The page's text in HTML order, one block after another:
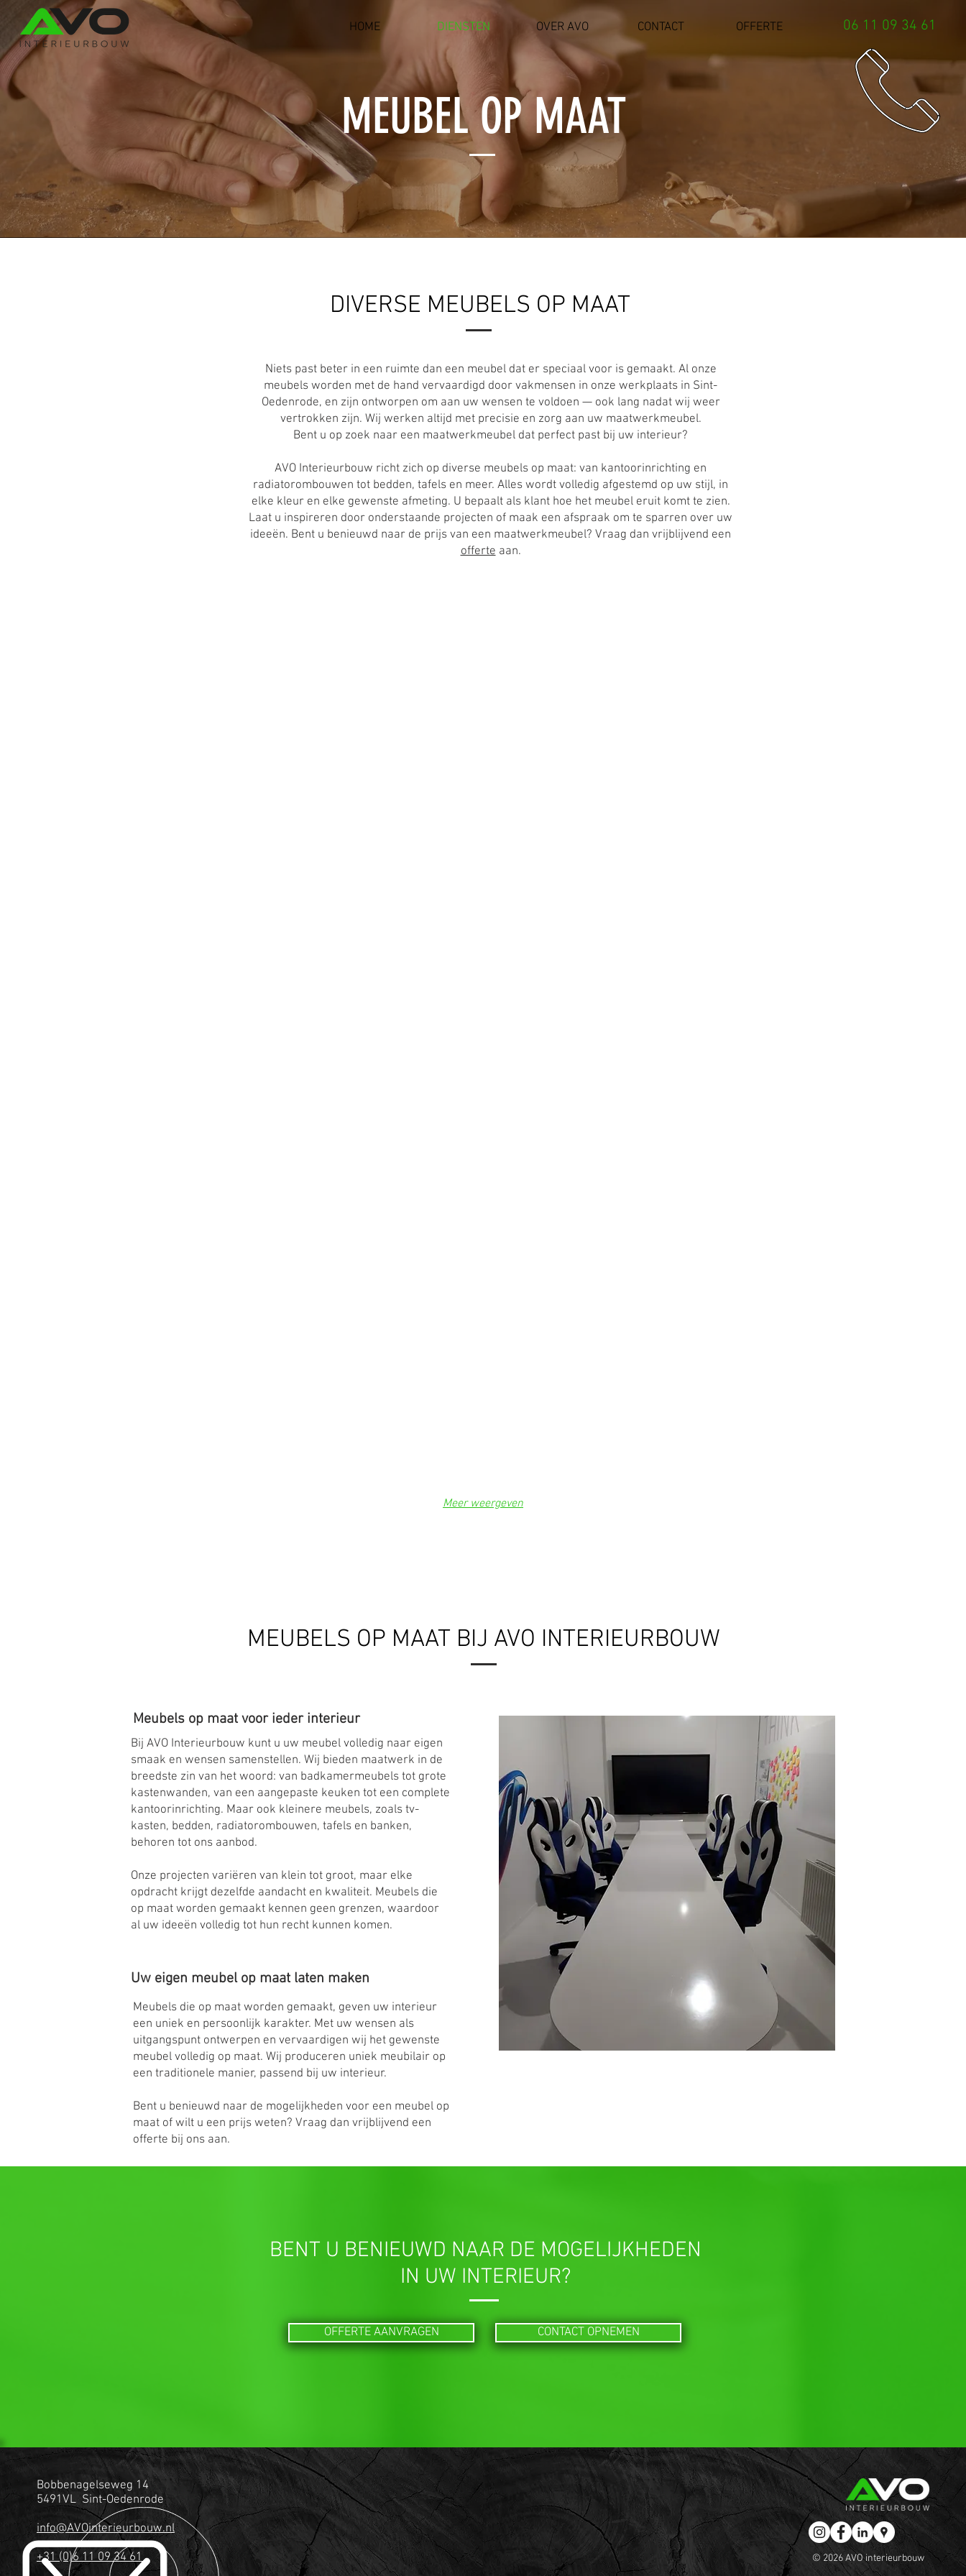
HOME DIENSTEN OVER AVO CONTACT OFFERTE 06 11 09 34 61
MEUBEL OP MAAT
DIVERSE MEUBELS OP MAAT
Niets past beter in een ruimte dan een meubel dat er speciaal voor is gemaakt. Al onze
meubels worden met de hand vervaardigd door vakmensen in onze werkplaats in Sint-
Oedenrode, en zijn ontworpen om aan uw wensen te voldoen — ook lang nadat wij weer
vertrokken zijn. Wij werken altijd met precisie en zorg aan uw maatwerkmeubel.
Bent u op zoek naar een maatwerkmeubel dat perfect past bij uw interieur?
AVO Interieurbouw richt zich op diverse meubels op maat: van kantoorinrichting en
radiatorombouwen tot bedden, tafels en meer. Alles wordt volledig afgestemd op uw stijl, in
elke kleur en elke gewenste afmeting. U bepaalt als klant hoe het meubel eruit komt te zien.
Laat u inspireren door onderstaande projecten of maak een afspraak om te sparren over uw
ideeën. Bent u benieuwd naar de prijs van een maatwerkmeubel? Vraag dan vrijblijvend een
offerteaan.
Meer weergeven
MEUBELS OP MAAT BIJ AVO INTERIEURBOUW
Meubels op maat voor ieder interieur
Bij AVO Interieurbouw kunt u uw meubel volledig naar eigen
smaak en wensen samenstellen. Wij bieden maatwerk in de
breedste zin van het woord: van badkamermeubels tot grote
kastenwanden, van een aangepaste keuken tot een complete
kantoorinrichting. Maar ook kleinere meubels, zoals tv-
kasten, bedden, radiatorombouwen, tafels en banken,
behoren tot ons aanbod.
Onze projecten variëren van klein tot groot, maar elke
opdracht krijgt dezelfde aandacht en kwaliteit. Meubels die
op maat worden gemaakt kennen geen grenzen, waardoor
al uw ideeën volledig tot hun recht kunnen komen.
Uw eigen meubel op maat laten maken
Meubels die op maat worden gemaakt, geven uw interieur
een uniek en persoonlijk karakter. Met uw wensen als
uitgangspunt ontwerpen en vervaardigen wij het gewenste
meubel volledig op maat. Wij produceren uniek meubilair op
een traditionele manier, passend bij uw interieur.
Bent u benieuwd naar de mogelijkheden voor een meubel op
maat of wilt u een prijs weten? Vraag dan vrijblijvend een
offerte bij ons aan.
BENT U BENIEUWD NAAR DE MOGELIJKHEDEN
IN UW INTERIEUR?
OFFERTE AANVRAGEN CONTACT OPNEMEN
Bobbenagelseweg 14
5491VL Sint-Oedenrode
info@AVOinterieurbouw.nl
+31 (0)6 11 09 34 61
© 2026 AVO interieurbouw